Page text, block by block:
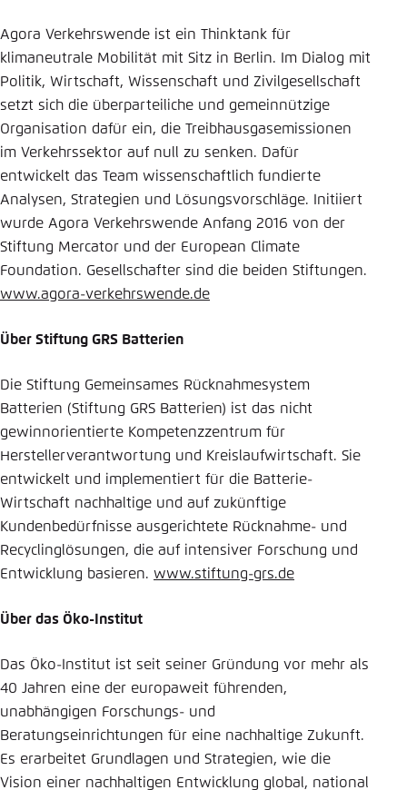
Agora Verkehrswende ist ein Thinktank für
klimaneutrale Mobilität mit Sitz in Berlin. Im Dialog mit
Politik, Wirtschaft, Wissenschaft und Zivilgesellschaft
setzt sich die überparteiliche und gemeinnützige
Organisation dafür ein, die Treibhausgasemissionen
im Verkehrssektor auf null zu senken. Dafür
entwickelt das Team wissenschaftlich fundierte
Analysen, Strategien und Lösungsvorschläge. Initiiert
wurde Agora Verkehrswende Anfang 2016 von der
Stiftung Mercator und der European Climate
Foundation. Gesellschafter sind die beiden Stiftungen.
www.agora-verkehrswende.de
Über Stiftung GRS Batterien
Die Stiftung Gemeinsames Rücknahmesystem
Batterien (Stiftung GRS Batterien) ist das nicht
gewinnorientierte Kompetenzzentrum für
Herstellerverantwortung und Kreislaufwirtschaft. Sie
entwickelt und implementiert für die Batterie-
Wirtschaft nachhaltige und auf zukünftige
Kundenbedürfnisse ausgerichtete Rücknahme- und
Recyclinglösungen, die auf intensiver Forschung und
Entwicklung basieren. www.stiftung-grs.de
Über das Öko-Institut
Das Öko-Institut ist seit seiner Gründung vor mehr als
40 Jahren eine der europaweit führenden,
unabhängigen Forschungs- und
Beratungseinrichtungen für eine nachhaltige Zukunft.
Es erarbeitet Grundlagen und Strategien, wie die
Vision einer nachhaltigen Entwicklung global, national